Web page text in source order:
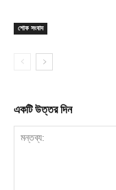
শোক সংবাদ
একটি উত্তর দিন